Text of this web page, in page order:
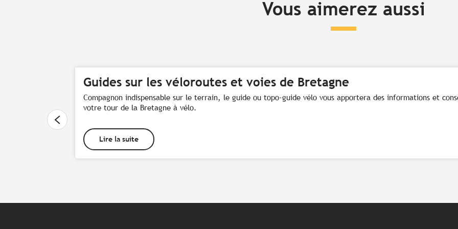
Vous aimerez aussi
Guides sur les véloroutes et voies de Bretagne
Compagnon indispensable sur le terrain, le guide ou topo-guide vélo vous apportera des informations et
votre tour de la Bretagne à vélo.
Lire la suite